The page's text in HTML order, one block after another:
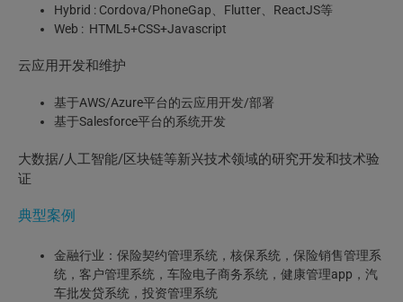
Hybrid : Cordova/PhoneGap、Flutter、ReactJS等
Web : HTML5+CSS+Javascript
云应用开发和维护
基于AWS/Azure平台的云应用开发/部署
基于Salesforce平台的系统开发
大数据/人工智能/区块链等新兴技术领域的研究开发和技术验
证
典型案例
金融行业：保险契约管理系统，核保系统，保险销售管理系
统，客户管理系统，车险电子商务系统，健康管理app，汽
车批发贷系统，投资管理系统